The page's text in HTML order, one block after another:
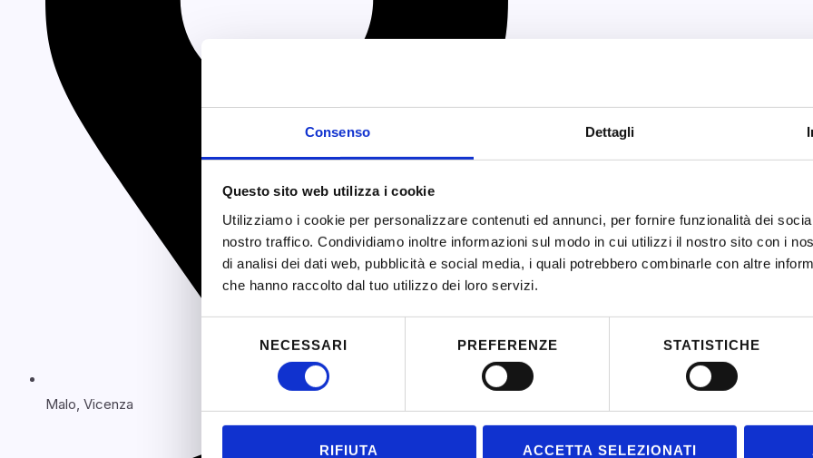
Consenso Dettagli
Questo sito web utilizza i cookie
Utilizziamo i cookie per personalizzare contenuti ed annunci, per fornire funzionalità dei
nostro traffico. Condividiamo inoltre informazioni sul modo in cui utilizzi il nostro sito con i
di analisi dei dati web, pubblicità e social media, i quali potrebbero combinarle con altre
che hanno raccolto dal tuo utilizzo dei loro servizi.
NECESSARI PREFERENZE STATISTICHE
RIFIUTA ACCETTA SELEZIONATI
Malo, Vicenza